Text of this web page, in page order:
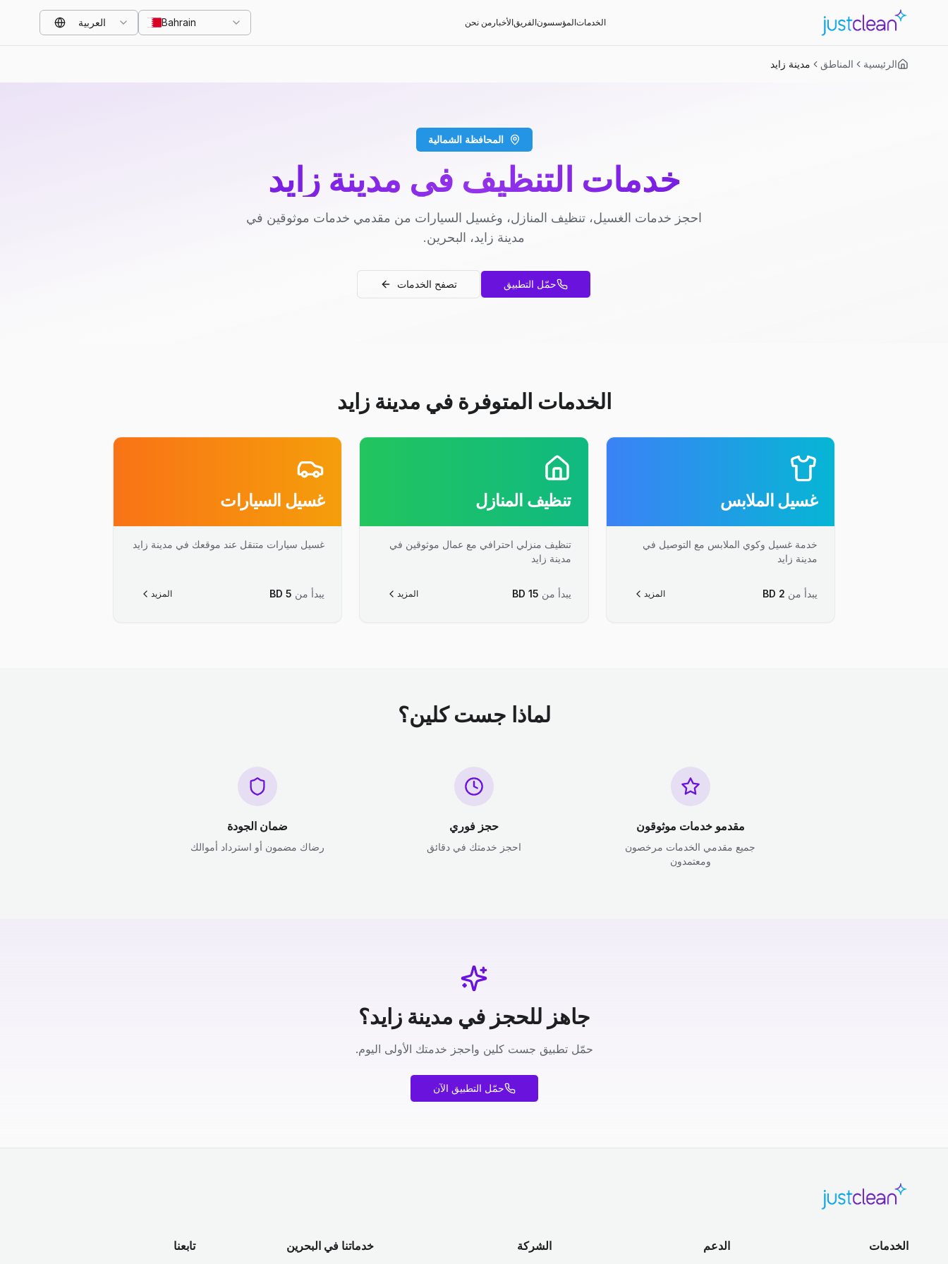
الخدماتالمؤسسونالفريقالأخبار من نحن Bahrain العربية
الرئيسية المناطق مدينة زايد
المحافظة الشمالية
خدمات التنظيف في مدينة زايد
احجز خدمات الغسيل، تنظيف المنازل، وغسيل السيارات من مقدمي خدمات موثوقين في
مدينة زايد، البحرين.
حمّل التطبيق تصفح الخدمات
الخدمات المتوفرة في مدينة زايد
غسيل الملابس
خدمة غسيل وكوي الملابس مع التوصيل في
مدينة زايد
يبدأ من BD 2 المزيد
تنظيف المنازل
تنظيف منزلي احترافي مع عمال موثوقين في
مدينة زايد
يبدأ من BD 15 المزيد
غسيل السيارات
غسيل سيارات متنقل عند موقعك في مدينة زايد
يبدأ من BD 5 المزيد
لماذا جست كلين؟
مقدمو خدمات موثوقون
جميع مقدمي الخدمات مرخصون
ومعتمدون
حجز فوري
احجز خدمتك في دقائق
ضمان الجودة
رضاك مضمون أو استرداد أموالك
جاهز للحجز في مدينة زايد؟
حمّل تطبيق جست كلين واحجز خدمتك الأولى اليوم.
حمّل التطبيق الآن
الخدمات الدعم الشركة خدماتنا في البحرين تابعنا